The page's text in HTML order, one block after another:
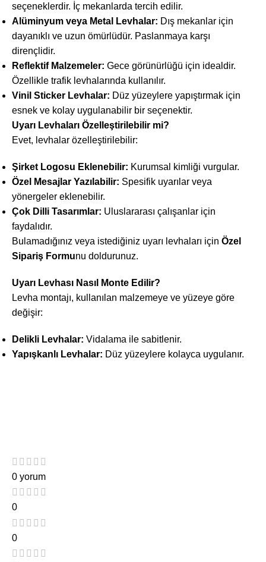
seçeneklerdir. İç mekanlarda tercih edilir.
Alüminyum veya Metal Levhalar: Dış mekanlar için
dayanıklı ve uzun ömürlüdür. Paslanmaya karşı
dirençlidir.
Reflektif Malzemeler: Gece görünürlüğü için idealdir.
Özellikle trafik levhalarında kullanılır.
Vinil Sticker Levhalar: Düz yüzeylere yapıştırmak için
esnek ve kolay uygulanabilir bir seçenektir.
Uyarı Levhaları Özelleştirilebilir mi?
Evet, levhalar özelleştirilebilir:
Şirket Logosu Eklenebilir: Kurumsal kimliği vurgular.
Özel Mesajlar Yazılabilir: Spesifik uyarılar veya
yönergeler eklenebilir.
Çok Dilli Tasarımlar: Uluslararası çalışanlar için
faydalıdır.
Bulamadığınız veya istediğiniz uyarı levhaları için Özel
Sipariş Formunu doldurunuz.
Uyarı Levhası Nasıl Monte Edilir?
Levha montajı, kullanılan malzemeye ve yüzeye göre
değişir:
Delikli Levhalar: Vidalama ile sabitlenir.
Yapışkanlı Levhalar: Düz yüzeylere kolayca uygulanır.
0 yorum
0
0